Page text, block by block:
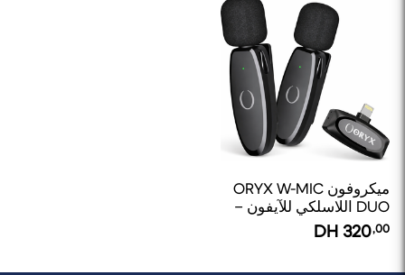
ميكروفون ORYX W-MIC
DUO اللاسلكي للآيفون –
ميكروفون لافالير لاسلكي
(ميكروفون ياقة)
320,00